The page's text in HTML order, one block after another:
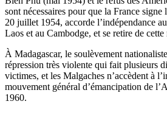
sont nécessaires pour que la France signe
20 juillet 1954, accorde l’indépendance
Laos et au Cambodge, et se retire de
À Madagascar, le soulèvement
répression très violente qui fait plusieurs
victimes, et les Malgaches n’accèdent à
mouvement général d’émancipation de
1960.